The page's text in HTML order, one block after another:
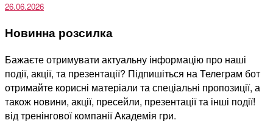
26.06.2026
Новинна розсилка
Бажаєте отримувати актуальну інформацію про наші
події, акції, та презентації? Підпишіться на Телеграм бот
отримайте корисні матеріали та спеціальні пропозиції, а
також новини, акції, пресейли, презентації та інші події!
від тренінгової компанії Академія гри.